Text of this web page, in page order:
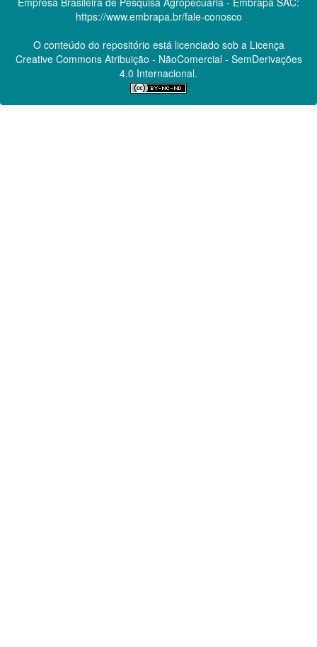
https://www.embrapa.br/fale-conosco
O conteúdo do repositório está licenciado sob a Licença
Creative CommonsAtribuição - NãoComercial - SemDerivações
4.0 Internacional.